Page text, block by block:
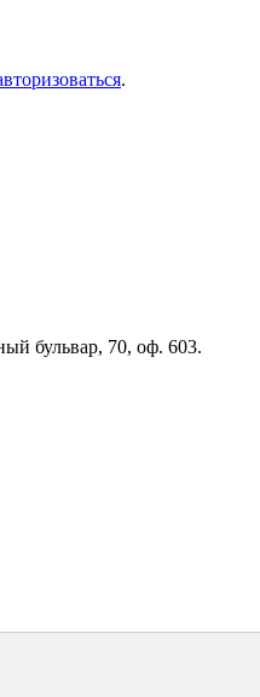
.
бульвар, 70, оф. 603.